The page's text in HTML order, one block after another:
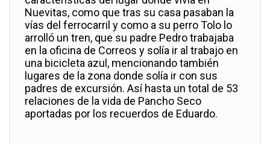
Nuevitas, como que tras su casa pasaban la
vías del ferrocarril y como a su perro Tolo lo
arrolló un tren, que su padre Pedro trabajaba
en la oficina de Correos y solía ir al trabajo en
una bicicleta azul, mencionando también
lugares de la zona donde solía ir con sus
padres de excursión. Así hasta un total de 53
relaciones de la vida de Pancho Seco
aportadas por los recuerdos de Eduardo.